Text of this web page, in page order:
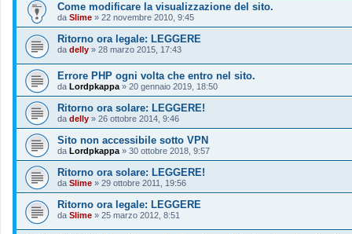
Come modificare la visualizzazione del sito.
da Slime » 22 novembre 2010, 9:45
Ritorno ora legale: LEGGERE
da delly » 28 marzo 2015, 17:43
Errore PHP ogni volta che entro nel sito.
da Lordpkappa » 20 gennaio 2019, 18:50
Ritorno ora solare: LEGGERE!
da delly » 26 ottobre 2014, 9:46
Sito non accessibile sotto VPN
da Lordpkappa » 30 ottobre 2018, 9:57
Ritorno ora solare: LEGGERE!
da Slime » 29 ottobre 2011, 19:56
Ritorno ora legale: LEGGERE
da Slime » 25 marzo 2012, 8:51